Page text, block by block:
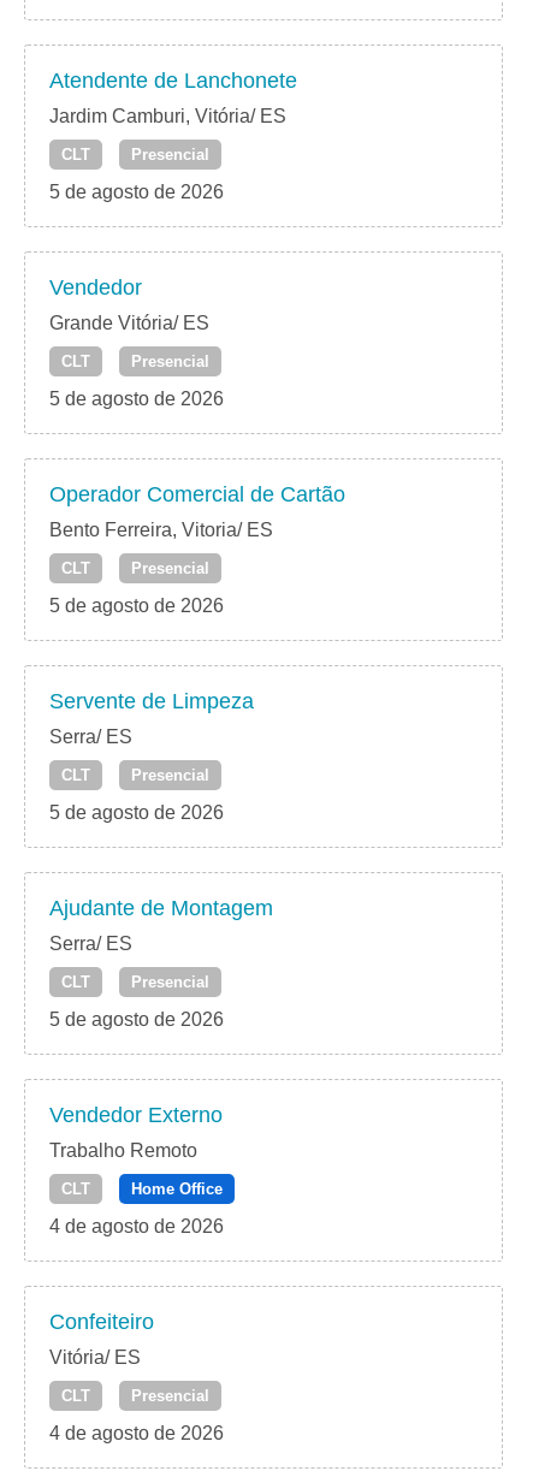
Atendente de Lanchonete
Jardim Camburi, Vitória/ ES
CLT Presencial
5 de agosto de 2026
Vendedor
Grande Vitória/ ES
CLT Presencial
5 de agosto de 2026
Operador Comercial de Cartão
Bento Ferreira, Vitoria/ ES
CLT Presencial
5 de agosto de 2026
Servente de Limpeza
Serra/ ES
CLT Presencial
5 de agosto de 2026
Ajudante de Montagem
Serra/ ES
CLT Presencial
5 de agosto de 2026
Vendedor Externo
Trabalho Remoto
CLT Home Office
4 de agosto de 2026
Confeiteiro
Vitória/ ES
CLT Presencial
4 de agosto de 2026